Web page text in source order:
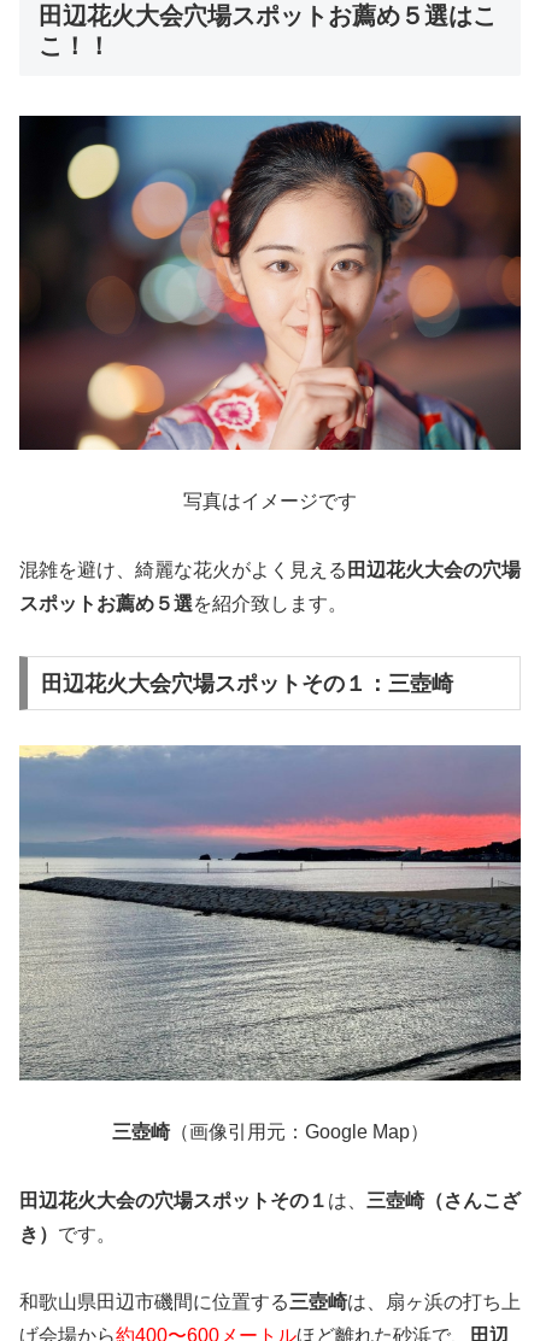
田辺花火大会穴場スポットお薦め５選はこ
こ！！
写真はイメージです
混雑を避け、綺麗な花火がよく見える 田辺花火大会の穴場
スポットお薦め５選を紹介致します。
田辺花火大会穴場スポットその１：三壺崎
三壺崎（画像引用元：Google Map）
田辺花火大会の穴場スポットその１ は、 三壺崎（さんこざ
き） です。
和歌山県田辺市磯間に位置する三壺崎は、扇ヶ浜の打ち上
げ会場から約400〜600メートルほど離れた砂浜で、 田辺